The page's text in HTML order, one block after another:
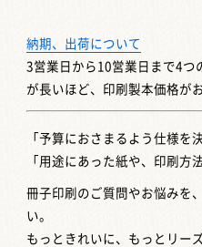
納期、出荷について
3営業日から10営業日まで4つ
が長いほど、印刷製本価格が
「予算におさまるよう仕様を
「用途にあった紙や、印刷方
冊子印刷のご質問やお悩みを
い。
もっときれいに、もっとリー